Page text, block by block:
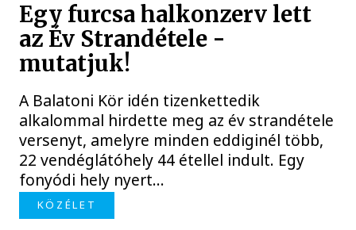
Egy furcsa halkonzerv lett
az Év Strandétele -
mutatjuk!
A Balatoni Kör idén tizenkettedik
alkalommal hirdette meg az év strandétele
versenyt, amelyre minden eddiginél több,
22 vendéglátóhely 44 étellel indult. Egy
fonyódi hely nyert...
KÖZÉLET